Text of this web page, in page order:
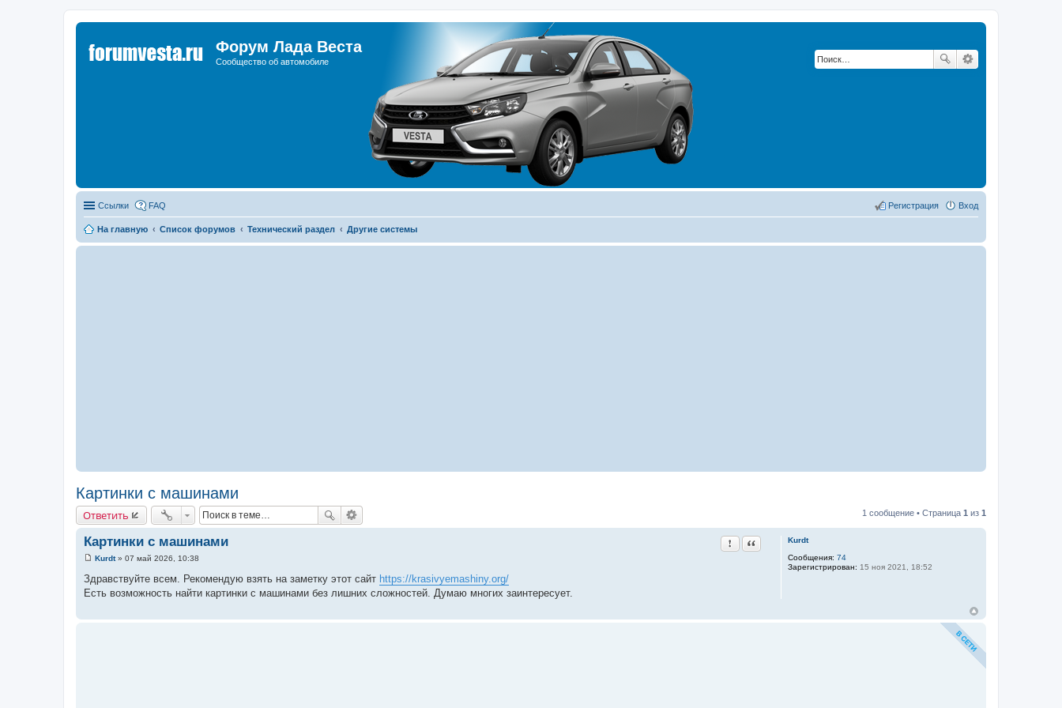
Форум Лада Веста
Сообщество об автомобиле
Ссылки FAQ Вход
Регистрация
На главную Список форумов Технический раздел Другие системы
Картинки с машинами
Ответить 1 сообщение • Страница 1 из 1
Kurdt
Сообщения: 74
Зарегистрирован: 15 ноя 2021, 18:52
Картинки с машинами Пожаловаться на это сообщение
Цитата
о
б
н
Kurdt» 07 май 2026, 10:38
Здравствуйте всем. Рекомендую взять на заметку этот сайт https://krasivyemashiny.org/
Есть возможность найти картинки с машинами без лишних сложностей. Думаю многих заинтересует.